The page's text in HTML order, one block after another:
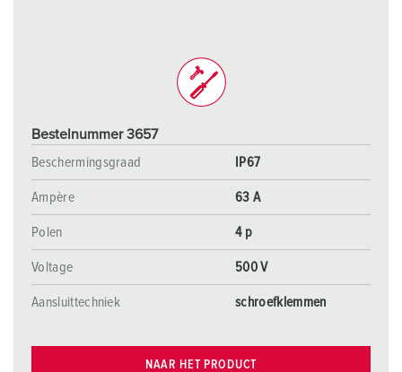
Bestelnummer 3657
Beschermingsgraad
IP67
Ampère 63 A
Polen 4 p
Voltage 500 V
Aansluittechniek schroefklemmen
NAAR HET PRODUCT